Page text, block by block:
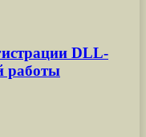
DLL-
работы